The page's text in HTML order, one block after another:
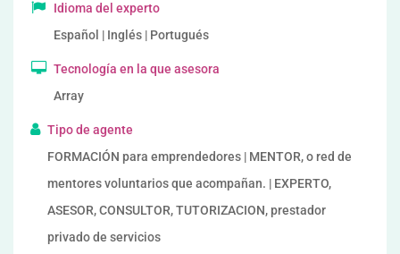
Idioma del experto
Español | Inglés | Portugués
Tecnología en la que asesora
Array
Tipo de agente
FORMACIÓN para emprendedores | MENTOR, o red de
mentores voluntarios que acompañan. | EXPERTO,
ASESOR, CONSULTOR, TUTORIZACION, prestador
privado de servicios